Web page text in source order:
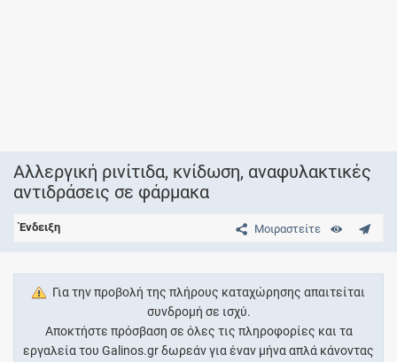
Αλλεργική ρινίτιδα, κνίδωση, αναφυλακτικές
αντιδράσεις σε φάρμακα
Μοιραστείτε
Ένδειξη
Για την προβολή της πλήρους καταχώρησης απαιτείται
συνδρομή σε ισχύ.
Αποκτήστε πρόσβαση σε όλες τις πληροφορίες και τα
εργαλεία του Galinos.gr δωρεάν για έναν μήνα απλά κάνοντας